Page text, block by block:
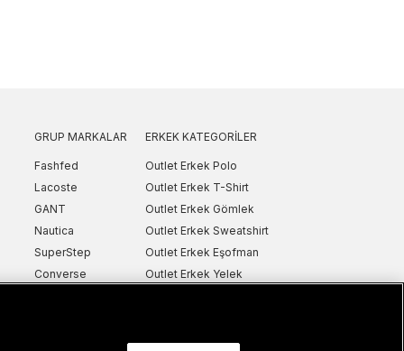
GRUP MARKALAR
Fashfed
Lacoste
GANT
Nautica
SuperStep
Converse
ERKEK KATEGORILER
Outlet Erkek Polo
Outlet Erkek T-Shirt
Outlet Erkek Gömlek
Outlet Erkek Sweatshirt
Outlet Erkek Eşofman
Outlet Erkek Yelek